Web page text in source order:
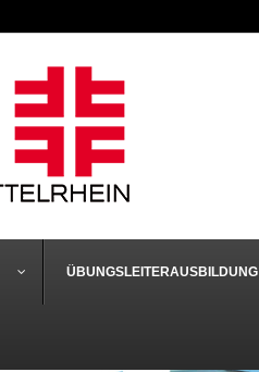
ÜBUNGSLEITERAUSBILDUNG